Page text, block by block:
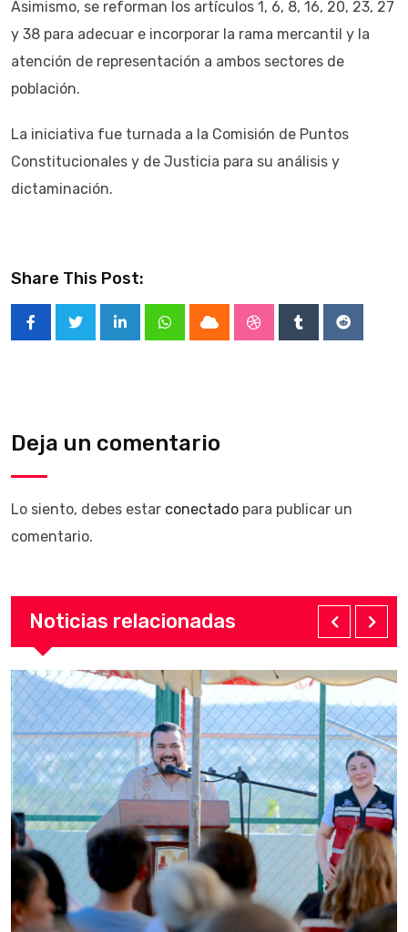
Asimismo, se reforman los artículos 1, 6, 8, 16, 20, 23, 27
y 38 para adecuar e incorporar la rama mercantil y la
atención de representación a ambos sectores de
población.
La iniciativa fue turnada a la Comisión de Puntos
Constitucionales y de Justicia para su análisis y
dictaminación.
Share This Post:
LinkedInWhatsappCloud StumbleUpon
TumblrReddit
Deja un comentario
Lo siento, debes estar conectado para publicar un
comentario.
Noticias relacionadas